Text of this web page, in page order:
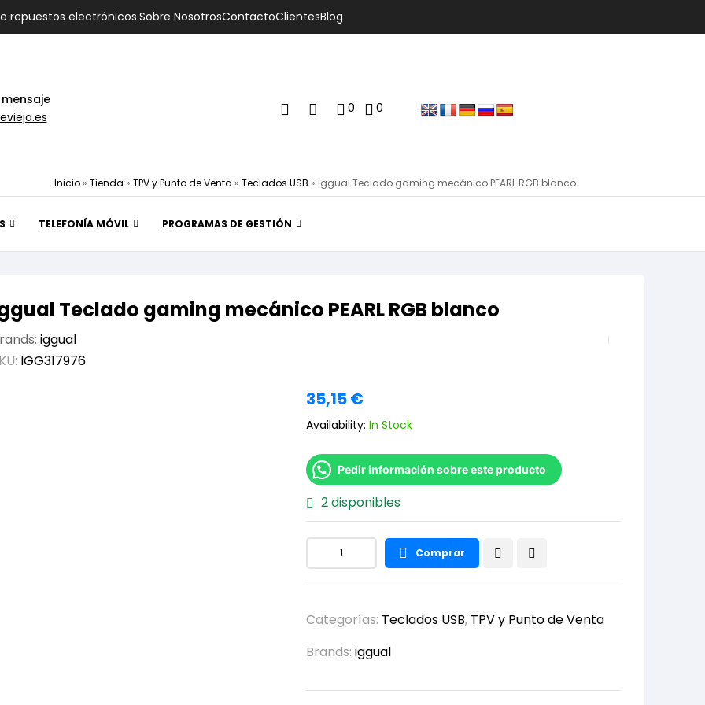
repuestos electrónicos.Sobre NosotrosContactoClientesBlog
0 0
Inicio » Tienda » TPV y Punto de Venta » Teclados USB » iggual Teclado gaming mecánico PEARL RGB blanco
TELEFONÍA MÓVIL PROGRAMAS DE GESTIÓN
Teclado gaming mecánico PEARL RGB blanco
iggual
IGG317976
35,15€
Availability: In Stock
Pedir información sobre este producto
2 disponibles
Comprar
Categorías: Teclados USB, TPV y Punto de Venta
Brands: iggual